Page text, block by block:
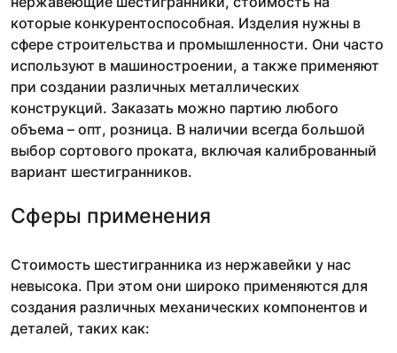
которые конкурентоспособная. Изделия нужны в
сфере строительства и промышленности. Они часто
используют в машиностроении, а также применяют
при создании различных металлических
конструкций. Заказать можно партию любого
объема – опт, розница. В наличии всегда большой
выбор сортового проката, включая калиброванный
вариант шестигранников.
Сферы применения
Стоимость шестигранника из нержавейки у нас
невысока. При этом они широко применяются для
создания различных механических компонентов и
деталей, таких как: